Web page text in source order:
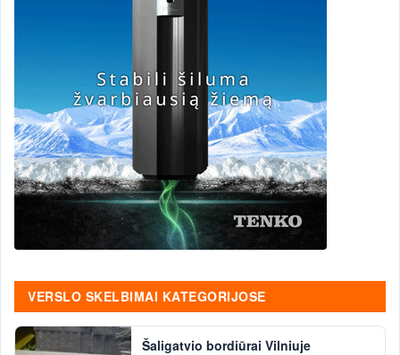
VERSLO SKELBIMAI KATEGORIJOSE
Šaligatvio bordiūrai Vilniuje